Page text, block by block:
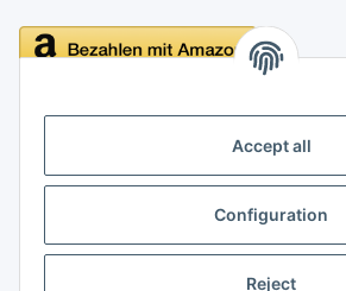
Accept all
Configuration
Reject